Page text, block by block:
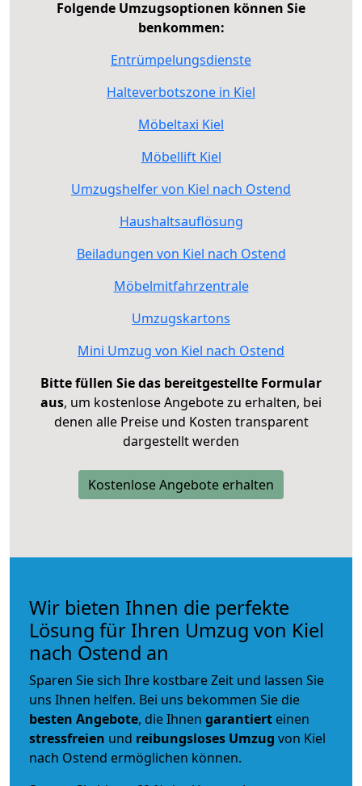
Folgende Umzugsoptionen können Sie
benkommen:
Entrümpelungsdienste
Halteverbotszone in Kiel
Möbeltaxi Kiel
Möbellift Kiel
Umzugshelfer von Kiel nach Ostend
Haushaltsauflösung
Beiladungen von Kiel nach Ostend
Möbelmitfahrzentrale
Umzugskartons
Mini Umzug von Kiel nach Ostend
Bitte füllen Sie das bereitgestellte Formular
aus, um kostenlose Angebote zu erhalten, bei
denen alle Preise und Kosten transparent
dargestellt werden
Kostenlose Angebote erhalten
Wir bieten Ihnen die perfekte
Lösung für Ihren Umzug von Kiel
nach Ostend an
Sparen Sie sich Ihre kostbare Zeit und lassen Sie
uns Ihnen helfen. Bei uns bekommen Sie die
besten Angebote, die Ihnen garantiert einen
stressfreien und reibungsloses Umzug von Kiel
nach Ostend ermöglichen können.